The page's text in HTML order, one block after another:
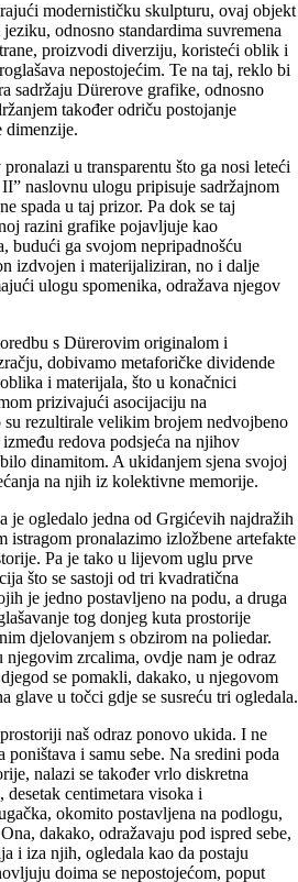
modernističku skulpturu, ovaj objekt
odnosno standardima suvremena
proizvodi diverziju, koristeći oblik i
nepostojećim. Te na taj, reklo bi
sadržaju Dürerove grafike, odnosno
također odriču postojanje
dimenzije.
u transparentu što ga nosi leteći
naslovnu ulogu pripisuje sadržajnom
spada u taj prizor. Pa dok se taj
razini grafike pojavljuje kao
budući ga svojom nepripadnošću
izdvojen i materijaliziran, no i dalje
ulogu spomenika, odražava njegov
s Dürerovim originalom i
dobivamo metaforičke dividende
i materijala, što u konačnici
prizivajući asocijaciju na
su rezultirale velikim brojem nedvojbeno
redova podsjeća na njihov
dinamitom. A ukidanjem sjena svojoj
na njih iz kolektivne memorije.
je ogledalo jedna od Grgićevih najdražih
istragom pronalazimo izložbene artefakte
Pa je tako u lijevom uglu prve
što se sastoji od tri kvadratična
je jedno postavljeno na podu, a druga
tog donjeg kuta prostorije
djelovanjem s obzirom na poliedar.
njegovim zrcalima, ovdje nam je odraz
se pomakli, dakako, u njegovom
glave u točci gdje se susreću tri ogledala.
naš odraz ponovo ukida. I ne
poništava i samu sebe. Na sredini poda
nalazi se također vrlo diskretna
centimetara visoka i
okomito postavljena na podlogu,
dakako, odražavaju pod ispred sebe,
i iza njih, ogledala kao da postaju
doima se nepostojećom, poput